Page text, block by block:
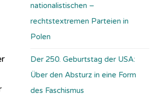
nationalistischen –
rechtstextremen Parteien in
Polen
Der 250. Geburtstag der USA:
Über den Absturz in eine Form
des Faschismus